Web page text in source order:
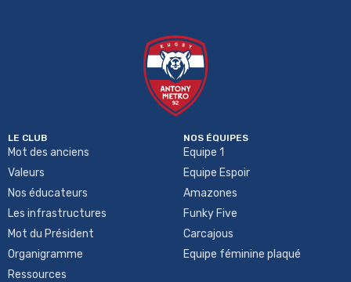
LE CLUB
Mot des anciens
Valeurs
Nos éducateurs
Les infrastructures
Mot du Président
Organigramme
Ressources
NOS ÉQUIPES
Equipe 1
Equipe Espoir
Amazones
Funky Five
Carcajous
Equipe féminine plaqué